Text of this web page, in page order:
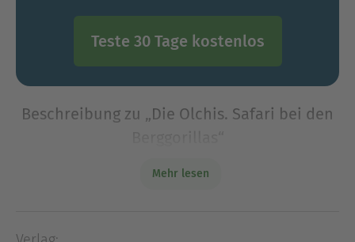
Teste 30 Tage kostenlos
Beschreibung zu „Die Olchis. Safari bei den
Schleime-Schlamm-und-Löwenmut! Die Olchis
Mehr lesen